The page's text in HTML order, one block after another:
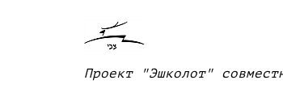
Проект "Эшколот"